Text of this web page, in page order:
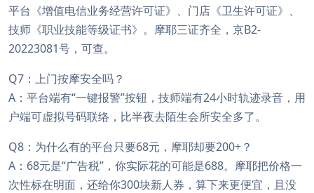
平台《增值电信业务经营许可证》、门店《卫生许可证》、
技师《职业技能等级证书》。摩耶三证齐全，京B2-
20223081号，可查。
Q7：上门按摩安全吗？
A：平台端有“一键报警”按钮，技师端有24小时轨迹录音，用
户端可虚拟号码联络，比半夜去陌生会所安全多了。
Q8：为什么有的平台只要68元，摩耶却要200+？
A：68元是“广告税”，你实际花的可能是688。摩耶把价格一
次性标在明面，还给你300块新人券，算下来更便宜，且没